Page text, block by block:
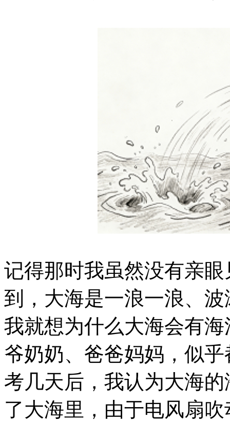
记得那时我虽然没有亲
到，大海是一浪一浪、
我就想为什么大海会有
爷奶奶、爸爸妈妈，似
考几天后，我认为大海
了大海里，由于电风扇